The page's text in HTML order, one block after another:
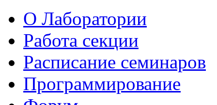
О Лаборатории
Работа секции
Расписание семинаров
Программирование